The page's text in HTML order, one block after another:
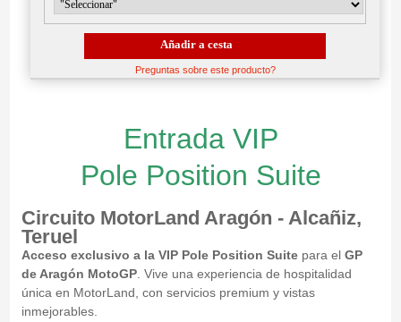
Preguntas sobre este producto?
Entrada VIP
Pole Position Suite
Circuito MotorLand Aragón - Alcañiz,
Teruel
Acceso exclusivo a la VIP Pole Position Suitepara el GP
de Aragón MotoGP. Vive una experiencia de hospitalidad
única en MotorLand, con servicios premium y vistas
inmejorables.